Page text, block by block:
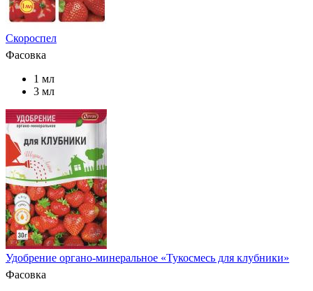
Скороспел
Фасовка
1 мл
3 мл
Удобрение органо-минеральное «Тукосмесь для клубники»
Фасовка